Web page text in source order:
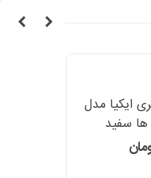
ایکیا مدل